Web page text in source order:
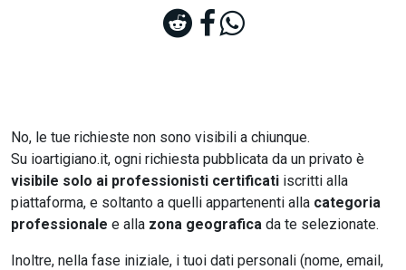
No, le tue richieste non sono visibili a chiunque.
Su ioartigiano.it, ogni richiesta pubblicata da un privato è
visibile solo ai professionisti certificati iscritti alla
piattaforma, e soltanto a quelli appartenenti alla categoria
professionale e alla zona geografica da te selezionate.
Inoltre, nella fase iniziale, i tuoi dati personali (nome, email,